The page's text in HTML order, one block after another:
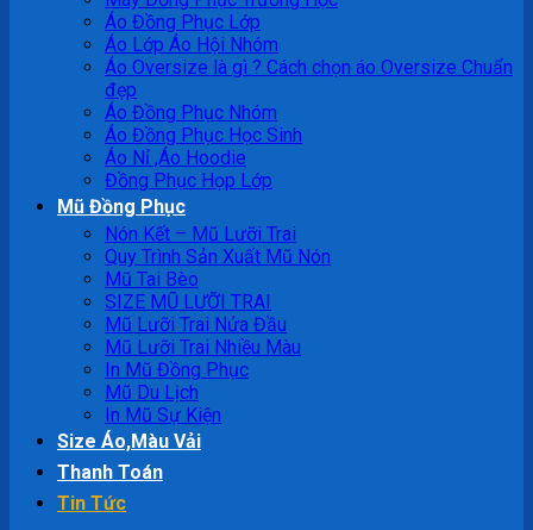
Áo Đồng Phục Lớp
Áo Lớp Áo Hội Nhóm
Áo Oversize là gì ? Cách chọn áo Oversize Chuẩn
đẹp
Áo Đồng Phục Nhóm
Áo Đồng Phục Học Sinh
Áo Nỉ ,Áo Hoodie
Đồng Phục Họp Lớp
Mũ Đồng Phục
Nón Kết – Mũ Lưỡi Trai
Quy Trình Sản Xuất Mũ Nón
Mũ Tai Bèo
SIZE MŨ LƯỠI TRAI
Mũ Lưỡi Trai Nửa Đầu
Mũ Lưỡi Trai Nhiều Màu
In Mũ Đồng Phục
Mũ Du Lịch
In Mũ Sự Kiện
Size Áo,Màu Vải
Thanh Toán
Tin Tức